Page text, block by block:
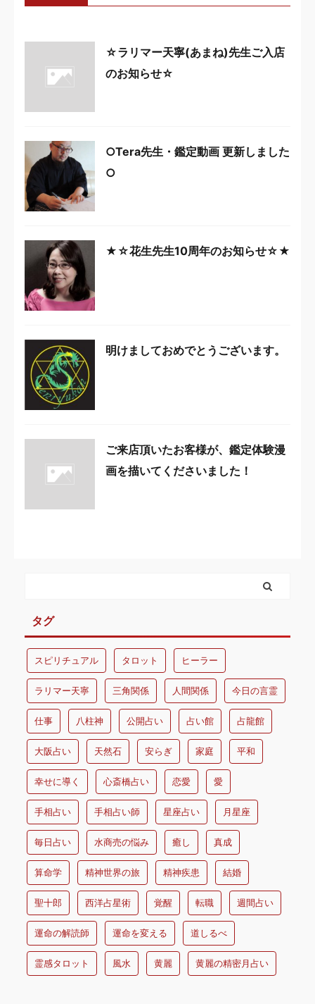
☆ラリマー天寧(あまね)先生ご入店
のお知らせ☆
○Tera先生・鑑定動画 更新しました
○
★☆花生先生10周年のお知らせ☆★
明けましておめでとうございます。
ご来店頂いたお客様が、鑑定体験漫
画を描いてくださいました！
タグ
スピリチュアル タロット ヒーラー
ラリマー天寧 三角関係 人間関係 今日の言霊
仕事 八柱神 公開占い 占い館 占龍館
大阪占い 天然石 安らぎ 家庭 平和
幸せに導く 心斎橋占い 恋愛 愛
手相占い 手相占い師 星座占い 月星座
毎日占い 水商売の悩み 癒し 真成
算命学 精神世界の旅 精神疾患 結婚
聖十郎 西洋占星術 覚醒 転職 週間占い
運命の解読師 運命を変える 道しるべ
霊感タロット 風水 黄麗 黄麗の精密月占い